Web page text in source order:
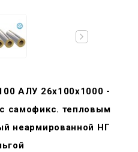
АЛУ 26x100x1000 -
самофикс. тепловым
неармированной НГ